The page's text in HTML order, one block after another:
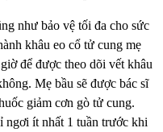
như bảo vệ tối đa cho sức
khâu eo cổ tử cung mẹ
để được theo dõi vết khâu
Mẹ bầu sẽ được bác sĩ
giảm cơn gò tử cung.
ngơi ít nhất 1 tuần trước khi